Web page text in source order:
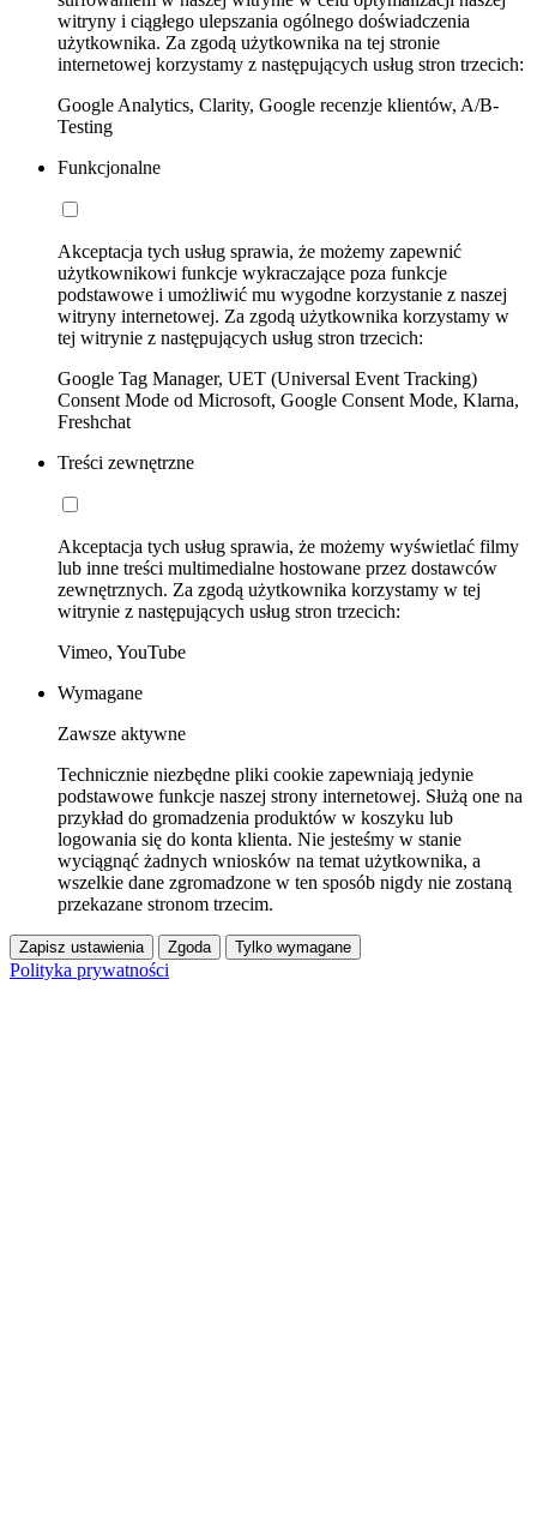
witryny i ciągłego ulepszania ogólnego doświadczenia
użytkownika. Za zgodą użytkownika na tej stronie
internetowej korzystamy z następujących usług stron trzecich:
Google Analytics, Clarity, Google recenzje klientów, A/B-
Testing
Funkcjonalne
Akceptacja tych usług sprawia, że możemy zapewnić
użytkownikowi funkcje wykraczające poza funkcje
podstawowe i umożliwić mu wygodne korzystanie z naszej
witryny internetowej. Za zgodą użytkownika korzystamy w
tej witrynie z następujących usług stron trzecich:
Google Tag Manager, UET (Universal Event Tracking)
Consent Mode od Microsoft, Google Consent Mode, Klarna,
Freshchat
Treści zewnętrzne
Akceptacja tych usług sprawia, że możemy wyświetlać filmy
lub inne treści multimedialne hostowane przez dostawców
zewnętrznych. Za zgodą użytkownika korzystamy w tej
witrynie z następujących usług stron trzecich:
Vimeo, YouTube
Wymagane
Zawsze aktywne
Technicznie niezbędne pliki cookie zapewniają jedynie
podstawowe funkcje naszej strony internetowej. Służą one na
przykład do gromadzenia produktów w koszyku lub
logowania się do konta klienta. Nie jesteśmy w stanie
wyciągnąć żadnych wniosków na temat użytkownika, a
wszelkie dane zgromadzone w ten sposób nigdy nie zostaną
przekazane stronom trzecim.
Zapisz ustawienia Zgoda Tylko wymagane
Polityka prywatności